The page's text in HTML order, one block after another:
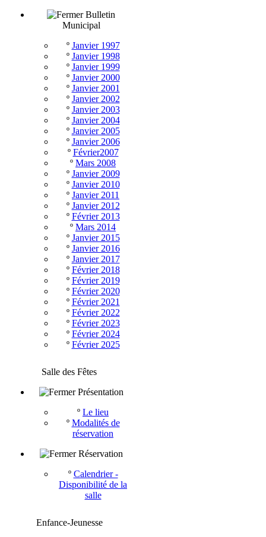
Bulletin
Municipal
º Janvier 1997
º Janvier 1998
º Janvier 1999
º Janvier 2000
º Janvier 2001
º Janvier 2002
º Janvier 2003
º Janvier 2004
º Janvier 2005
º Janvier 2006
º Février2007
º Mars 2008
º Janvier 2009
º Janvier 2010
º Janvier 2011
º Janvier 2012
º Février 2013
º Mars 2014
º Janvier 2015
º Janvier 2016
º Janvier 2017
º Février 2018
º Février 2019
º Février 2020
º Février 2021
º Février 2022
º Février 2023
º Février 2024
º Février 2025
Salle des Fêtes
Présentation
º Le lieu
º Modalités de
réservation
Réservation
º Calendrier -
Disponibilité de la
salle
Enfance-Jeunesse